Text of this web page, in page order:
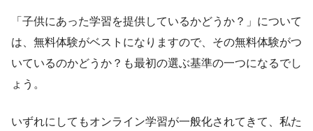
「子供にあった学習を提供しているかどうか？」について
は、無料体験がベストになりますので、その無料体験がつ
いているのかどうか？も最初の選ぶ基準の一つになるでし
ょう。
いずれにしてもオンライン学習が一般化されてきて、私た